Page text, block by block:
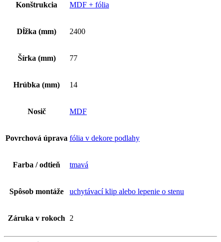
Konštrukcia MDF + fólia
Dĺžka (mm) 2400
Šírka (mm) 77
Hrúbka (mm) 14
Nosič MDF
Povrchová úprava fólia v dekore podlahy
Farba / odtieň tmavá
Spôsob montáže uchytávací klip alebo lepenie o stenu
Záruka v rokoch 2